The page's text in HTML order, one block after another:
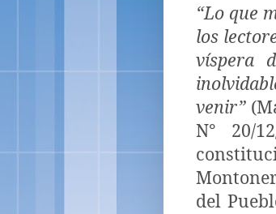
“Lo que
los
víspera
venir”
N°
20/
del